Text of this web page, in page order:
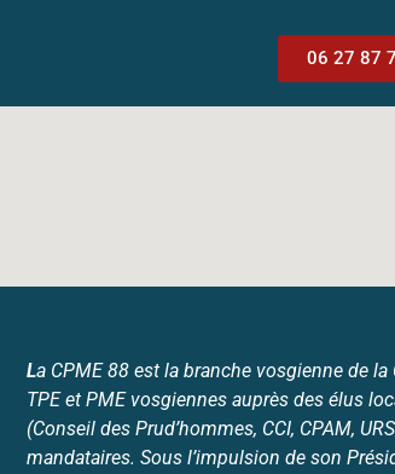
06 27 87
La CPME 88 est la branche vosgienne de
TPE et PME vosgiennes auprès des élus
(Conseil des Prud’hommes, CCI, CPAM,
mandataires. Sous l’impulsion de son